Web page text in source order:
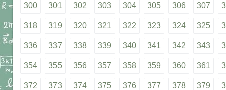
300 301 302 303 304 305 306 307
318 319 320 321 322 323 324 325
336 337 338 339 340 341 342 343
354 355 356 357 358 359 360 361
372 373 374 375 376 377 378 379